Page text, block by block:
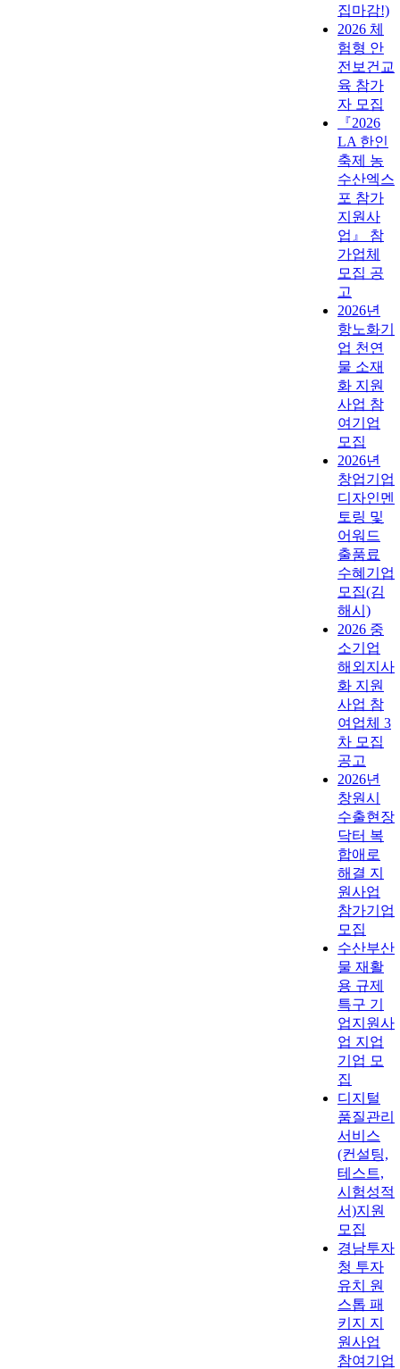
집마감!)
2026 체
험형 안
전보건교
육 참가
자 모집
『2026
LA 한인
축제 농
수산엑스
포 참가
지원사
업』 참
가업체
모집 공
고
2026년
항노화기
업 천연
물 소재
화 지원
사업 참
여기업
모집
2026년
창업기업
디자인멘
토링 및
어워드
출품료
수혜기업
모집(김
해시)
2026 중
소기업
해외지사
화 지원
사업 참
여업체 3
차 모집
공고
2026년
창원시
수출현장
닥터 복
합애로
해결 지
원사업
참가기업
모집
수산부산
물 재활
용 규제
특구 기
업지원사
업 지업
기업 모
집
디지털
품질관리
서비스
(컨설팅,
테스트,
시험성적
서)지원
모집
경남투자
청 투자
유치 원
스톱 패
키지 지
원사업
참여기업